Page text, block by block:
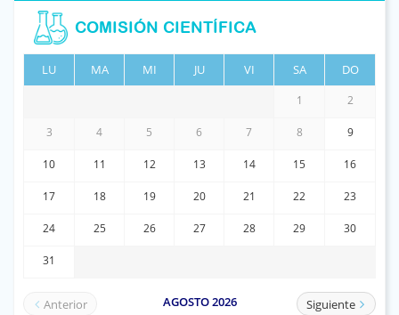
COMISIÓN CIENTÍFICA